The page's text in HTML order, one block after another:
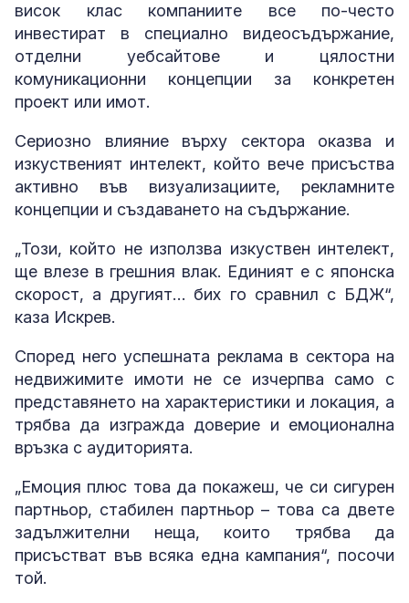
висок клас компаниите все по-често
инвестират в специално видеосъдържание,
отделни уебсайтове и цялостни
комуникационни концепции за конкретен
проект или имот.
Сериозно влияние върху сектора оказва и
изкуственият интелект, който вече присъства
активно във визуализациите, рекламните
концепции и създаването на съдържание.
„Този, който не използва изкуствен интелект,
ще влезе в грешния влак. Единият е с японска
скорост, а другият… бих го сравнил с БДЖ“,
каза Искрев.
Според него успешната реклама в сектора на
недвижимите имоти не се изчерпва само с
представянето на характеристики и локация, а
трябва да изгражда доверие и емоционална
връзка с аудиторията.
„Емоция плюс това да покажеш, че си сигурен
партньор, стабилен партньор – това са двете
задължителни неща, които трябва да
присъстват във всяка една кампания“, посочи
той.